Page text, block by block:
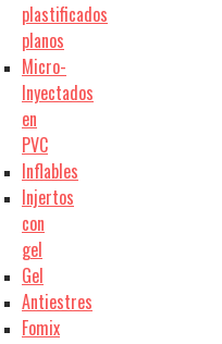
plastificados
planos
Micro-
Inyectados
en
PVC
Inflables
Injertos
con
gel
Gel
Antiestres
Fomix